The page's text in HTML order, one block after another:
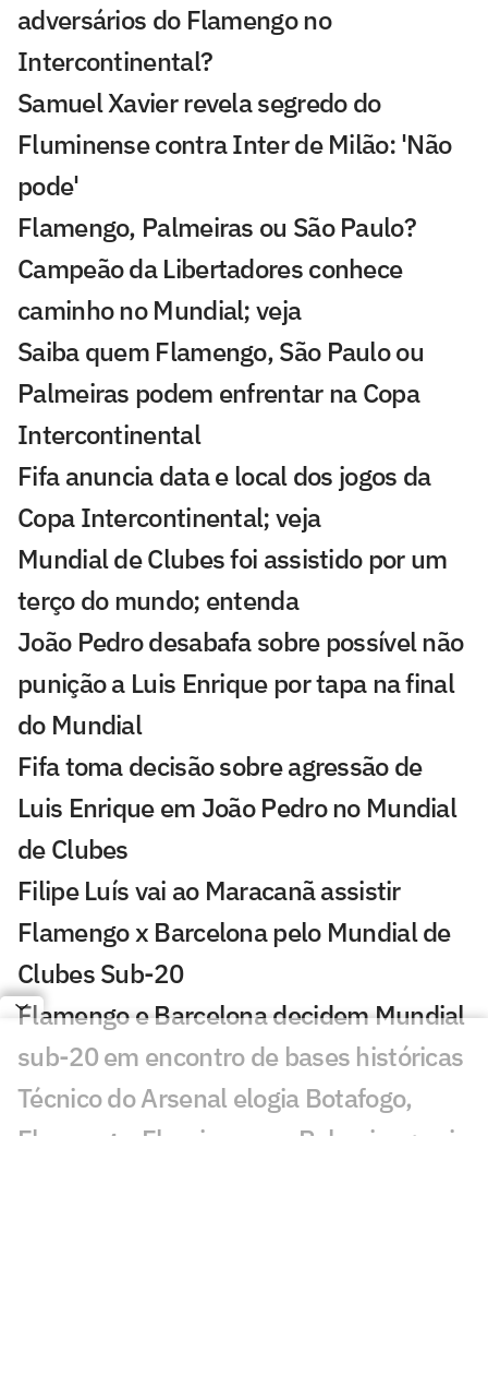
adversários do Flamengo no
Intercontinental?
Samuel Xavier revela segredo do
Fluminense contra Inter de Milão: 'Não
pode'
Flamengo, Palmeiras ou São Paulo?
Campeão da Libertadores conhece
caminho no Mundial; veja
Saiba quem Flamengo, São Paulo ou
Palmeiras podem enfrentar na Copa
Intercontinental
Fifa anuncia data e local dos jogos da
Copa Intercontinental; veja
Mundial de Clubes foi assistido por um
terço do mundo; entenda
João Pedro desabafa sobre possível não
punição a Luis Enrique por tapa na final
do Mundial
Fifa toma decisão sobre agressão de
Luis Enrique em João Pedro no Mundial
de Clubes
Filipe Luís vai ao Maracanã assistir
Flamengo x Barcelona pelo Mundial de
Clubes Sub-20
Flamengo e Barcelona decidem Mundial
sub-20 em encontro de bases históricas
Técnico do Arsenal elogia Botafogo,
Flamengo, Fluminense e Palmeiras; veja